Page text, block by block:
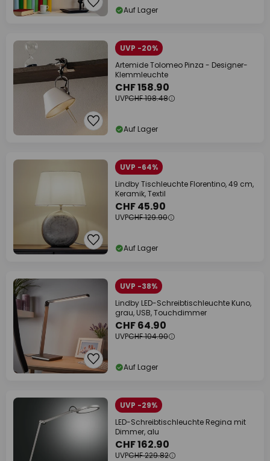
Auf Lager
UVP -20%
Artemide Tolomeo Pinza - Designer-
Klemmleuchte
CHF 158.90
UVPCHF 198.48
Auf Lager
UVP -64%
Lindby Tischleuchte Florentino, 49 cm,
Keramik, Textil
CHF 45.90
UVPCHF 129.90
Auf Lager
UVP -38%
Lindby LED-Schreibtischleuchte Kuno,
grau, USB, Touchdimmer
CHF 64.90
UVPCHF 104.90
Auf Lager
UVP -29%
LED-Schreibtischleuchte Regina mit
Dimmer, alu
CHF 162.90
UVPCHF 229.82